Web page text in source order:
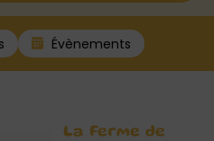
Évènements
La Ferme de